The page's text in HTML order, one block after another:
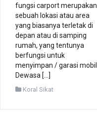
fungsi carport merupakan
sebuah lokasi atau area
yang biasanya terletak di
depan atau di samping
rumah, yang tentunya
berfungsi untuk
menyimpan / garasi mobil.
Dewasa […]
Koral Sikat